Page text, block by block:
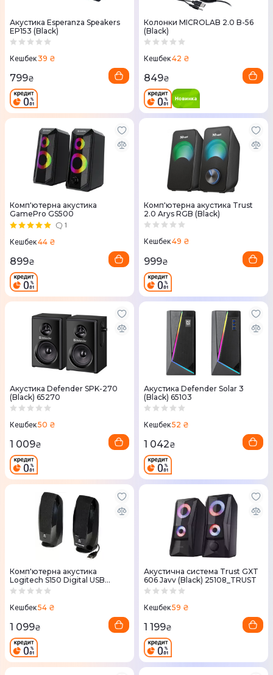
Акустика Esperanza Speakers
EP153 (Black)
Кешбек39 ₴
799₴
Колонки MICROLAB 2.0 B-56
(Black)
Кешбек42 ₴
849₴
Комп'ютерна акустика
GamePro GS500
1
Кешбек44 ₴
899₴
Комп'ютерна акустика Trust
2.0 Arys RGB (Black)
Кешбек49 ₴
999₴
Акустика Defender SPK-270
(Black) 65270
Кешбек50 ₴
1 009₴
Акустика Defender Solar 3
(Black) 65103
Кешбек52 ₴
1 042₴
Комп'ютерна акустика
Logitech S150 Digital USB
Speaker System (980-000029)
Кешбек54 ₴
1 099₴
Акустична система Trust GXT
606 Javv (Black) 25108_TRUST
Кешбек59 ₴
1 199₴